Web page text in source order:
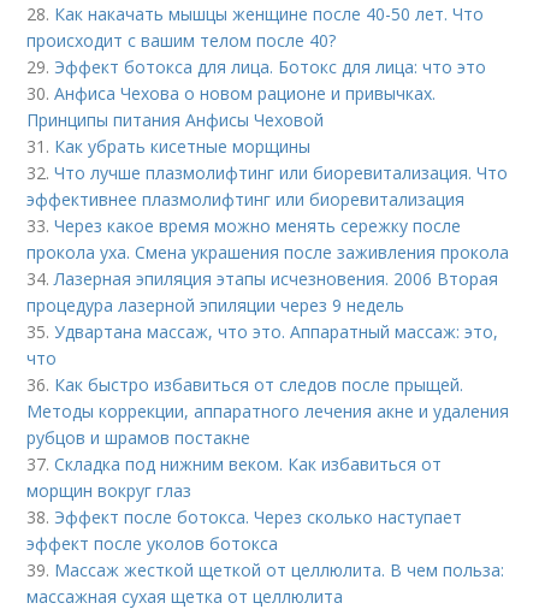
28. Как накачать мышцы женщине после 40-50 лет. Что
происходит с вашим телом после 40?
29. Эффект ботокса для лица. Ботокс для лица: что это
30.Анфиса Чехова о новом рационе и привычках.
Принципы питания Анфисы Чеховой
31. Как убрать кисетные морщины
32.Что лучше плазмолифтинг или биоревитализация. Что
эффективнее плазмолифтинг или биоревитализация
33.Через какое время можно менять сережку после
прокола уха. Смена украшения после заживления прокола
34.Лазерная эпиляция этапы исчезновения. 2006 Вторая
процедура лазерной эпиляции через 9 недель
35.Удвартана массаж, что это. Аппаратный массаж: это,
что
36. Как быстро избавиться от следов после прыщей.
Методы коррекции, аппаратного лечения акне и удаления
рубцов и шрамов постакне
37.Складка под нижним веком. Как избавиться от
морщин вокруг глаз
38. Эффект после ботокса. Через сколько наступает
эффект после уколов ботокса
39. Массаж жесткой щеткой от целлюлита. В чем польза:
массажная сухая щетка от целлюлита